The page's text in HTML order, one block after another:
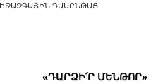
ԴԱՍԸՆԹԱՑ
«ԴԱՐՁԻ՛Ր